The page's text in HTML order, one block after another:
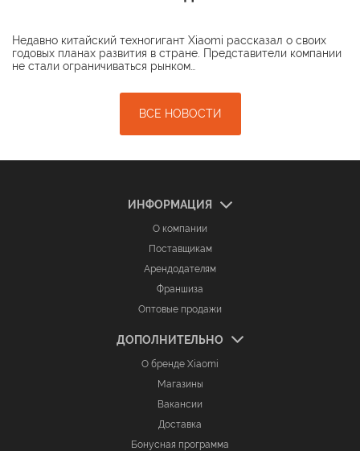
Недавно китайский техногигант Xiaomi рассказал о своих
годовых планах развития в стране. Представители компании
не стали ограничиваться рынком…
ВСЕ НОВОСТИ
ИНФОРМАЦИЯ
О компании
Поставщикам
Арендодателям
Франшиза
Оптовые продажи
ДОПОЛНИТЕЛЬНО
О бренде Xiaomi
Магазины
Вакансии
Доставка
Бонусная программа